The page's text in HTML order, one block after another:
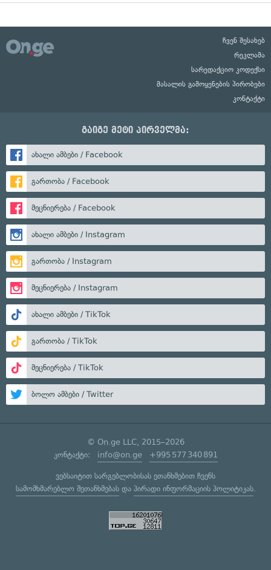
ჩვენ შესახებ
რეკლამა
სარედაქციო კოდექსი
მასალის გამოყენების პირობები
კონტაქტი
გაიგე მეტი პირველმა:
ახალი ამბები / Facebook
გართობა / Facebook
მეცნიერება / Facebook
ახალი ამბები / Instagram
გართობა / Instagram
მეცნიერება / Instagram
ახალი ამბები / TikTok
გართობა / TikTok
მეცნიერება / TikTok
ბოლო ამბები / Twitter
© On.ge LLC, 2015–2026
კონტაქტი: info@on.ge +995 577 340 891
ვებსაიტით სარგებლობისას ეთანხმებით ჩვენს
სამომხმარებლო შეთანხმებასდა პირადი ინფორმაციის პოლიტიკას.